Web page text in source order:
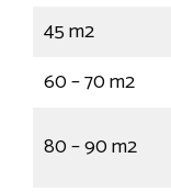
45 m2
60 – 70 m2
80 – 90 m2